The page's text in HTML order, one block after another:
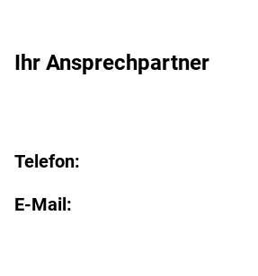
Ihr Ansprechpartner
Telefon:
E-Mail: